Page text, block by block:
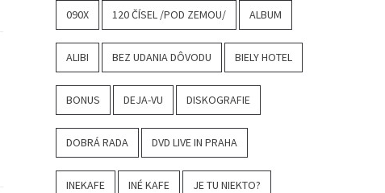
090X 120 ČÍSEL /POD ZEMOU/ ALBUM
ALIBI BEZ UDANIA DÔVODU BIELY HOTEL
BONUS DEJA-VU DISKOGRAFIE
DOBRÁ RADA DVD LIVE IN PRAHA
INEKAFE INÉ KAFE JE TU NIEKTO?